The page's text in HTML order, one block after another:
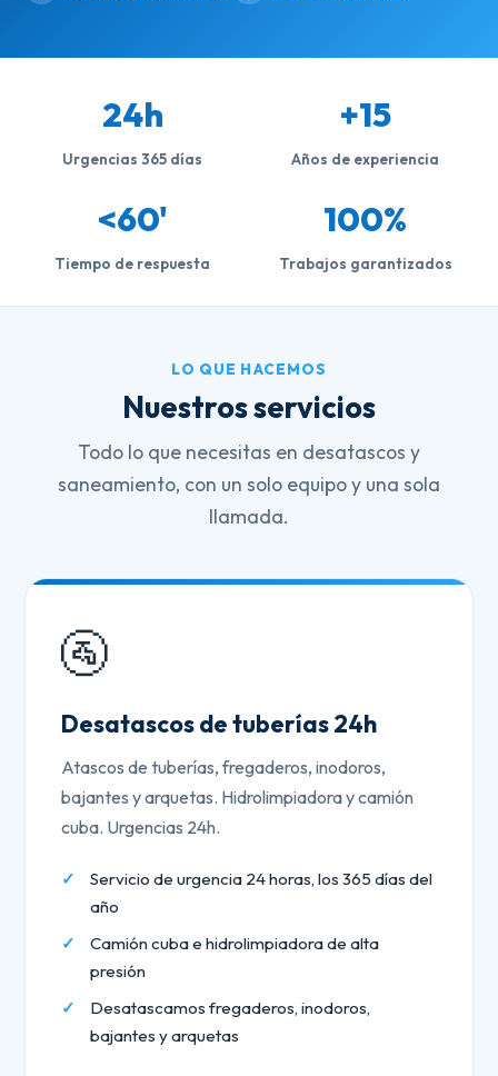
24h
Urgencias 365 días
+15
Años de experiencia
<60'
Tiempo de respuesta
100%
Trabajos garantizados
LO QUE HACEMOS
Nuestros servicios
Todo lo que necesitas en desatascos y
saneamiento, con un solo equipo y una sola
llamada.
🚰
Desatascos de tuberías 24h
Atascos de tuberías, fregaderos, inodoros,
bajantes y arquetas. Hidrolimpiadora y camión
cuba. Urgencias 24h.
Servicio de urgencia 24 horas, los 365 días del
año
Camión cuba e hidrolimpiadora de alta
presión
Desatascamos fregaderos, inodoros,
bajantes y arquetas